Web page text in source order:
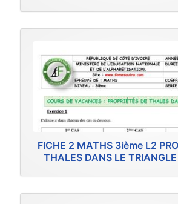
FICHE 2 MATHS 3ième L2
THALES DANS LE